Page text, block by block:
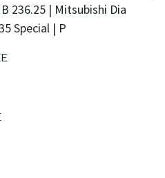
236.25 | Mitsubishi Dia
Special | P